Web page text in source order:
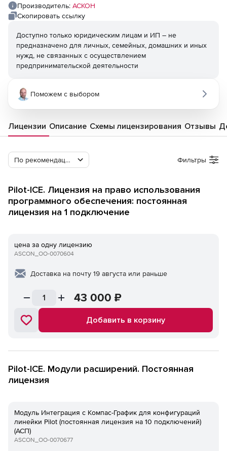
Производитель: АСКОН
Скопировать ссылку
Доступно только юридическим лицам и ИП – не
предназначено для личных, семейных, домашних и иных
нужд, не связанных с осуществлением
предпринимательской деятельности
Поможем с выбором
Лицензии Описание Схемы лицензирования Отзывы
По рекомендации Softline Фильтры
Pilot-ICE. Лицензия на право использования
программного обеспечения: постоянная
лицензия на 1 подключение
цена за одну лицензию
ASCON_ОО-0070604
Доставка на почту 19 августа или раньше
43 000 ₽
Добавить в корзину
Pilot-ICE. Модули расширений. Постоянная
лицензия
Модуль Интеграция с Компaс-График для конфигураций
линейки Pilot (постоянная лицензия на 10 подключений)
(АСП)
ASCON_ОО-0070677